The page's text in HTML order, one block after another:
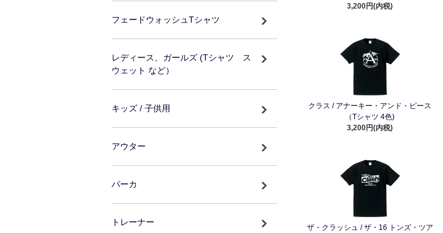
3,200円(内税)
クラス / アナーキー・アンド・ピース
（Tシャツ 4色)
3,200円(内税)
ザ・クラッシュ / ザ・16 トンズ・ツア
フェードウォッシュTシャツ
レディース、ガールズ (Tシャツ ス
ウェット など）
キッズ / 子供用
アウター
パーカ
トレーナー